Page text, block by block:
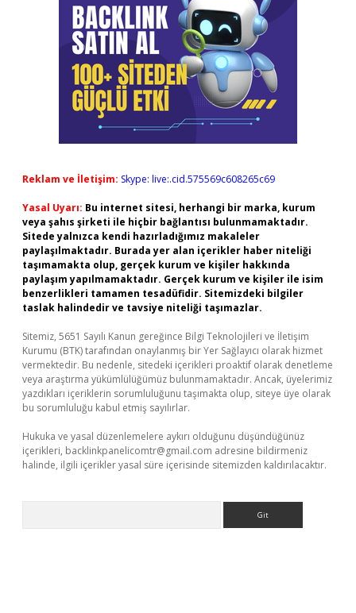
Reklam ve İletişim: Skype: live:.cid.575569c608265c69
Yasal Uyarı: Bu internet sitesi, herhangi bir marka, kurum
veya şahıs şirketi ile hiçbir bağlantısı bulunmamaktadır.
Sitede yalnızca kendi hazırladığımız makaleler
paylaşılmaktadır. Burada yer alan içerikler haber niteliği
taşımamakta olup, gerçek kurum ve kişiler hakkında
paylaşım yapılmamaktadır. Gerçek kurum ve kişiler ile isim
benzerlikleri tamamen tesadüfidir. Sitemizdeki bilgiler
taslak halindedir ve tavsiye niteliği taşımazlar.
Sitemiz, 5651 Sayılı Kanun gereğince Bilgi Teknolojileri ve İletişim
Kurumu (BTK) tarafından onaylanmış bir Yer Sağlayıcı olarak hizmet
vermektedir. Bu nedenle, sitedeki içerikleri proaktif olarak denetleme
veya araştırma yükümlülüğümüz bulunmamaktadır. Ancak, üyelerimiz
yazdıkları içeriklerin sorumluluğunu taşımakta olup, siteye üye olarak
bu sorumluluğu kabul etmiş sayılırlar.
Hukuka ve yasal düzenlemelere aykırı olduğunu düşündüğünüz
içerikleri, backlinkpanelicomtr@gmail.com adresine bildirmeniz
halinde, ilgili içerikler yasal süre içerisinde sitemizden kaldırılacaktır.